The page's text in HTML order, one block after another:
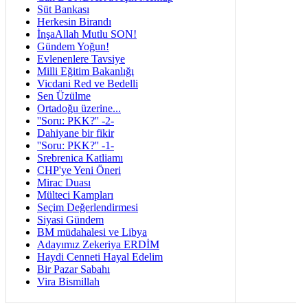
Süt Bankası
Herkesin Birandı
İnşaAllah Mutlu SON!
Gündem Yoğun!
Evlenenlere Tavsiye
Milli Eğitim Bakanlığı
Vicdani Red ve Bedelli
Sen Üzülme
Ortadoğu üzerine...
''Soru: PKK?'' -2-
Dahiyane bir fikir
''Soru: PKK?'' -1-
Srebrenica Katliamı
CHP'ye Yeni Öneri
Mirac Duası
Mülteci Kampları
Seçim Değerlendirmesi
Siyasi Gündem
BM müdahalesi ve Libya
Adayımız Zekeriya ERDİM
Haydi Cenneti Hayal Edelim
Bir Pazar Sabahı
Vira Bismillah